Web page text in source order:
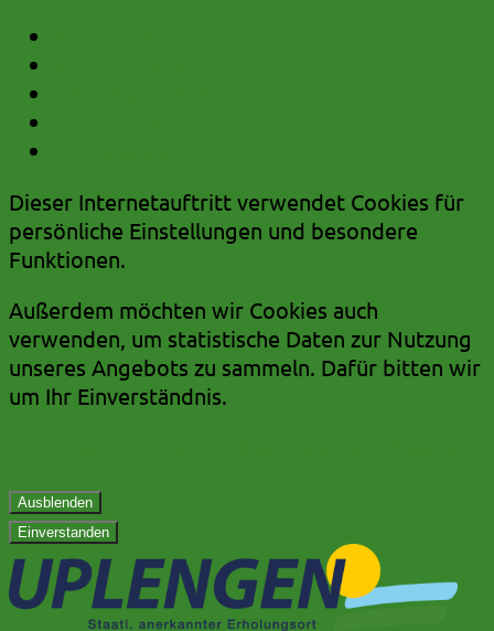
Dieser Internetauftritt verwendet Cookies für
persönliche Einstellungen und besondere
Funktionen.
Außerdem möchten wir Cookies auch
verwenden, um statistische Daten zur Nutzung
unseres Angebots zu sammeln. Dafür bitten wir
um Ihr Einverständnis.
Ausblenden
Einverstanden